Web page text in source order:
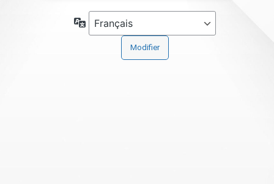
Langue